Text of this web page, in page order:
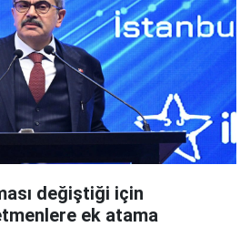
değiştiği için
ek atama